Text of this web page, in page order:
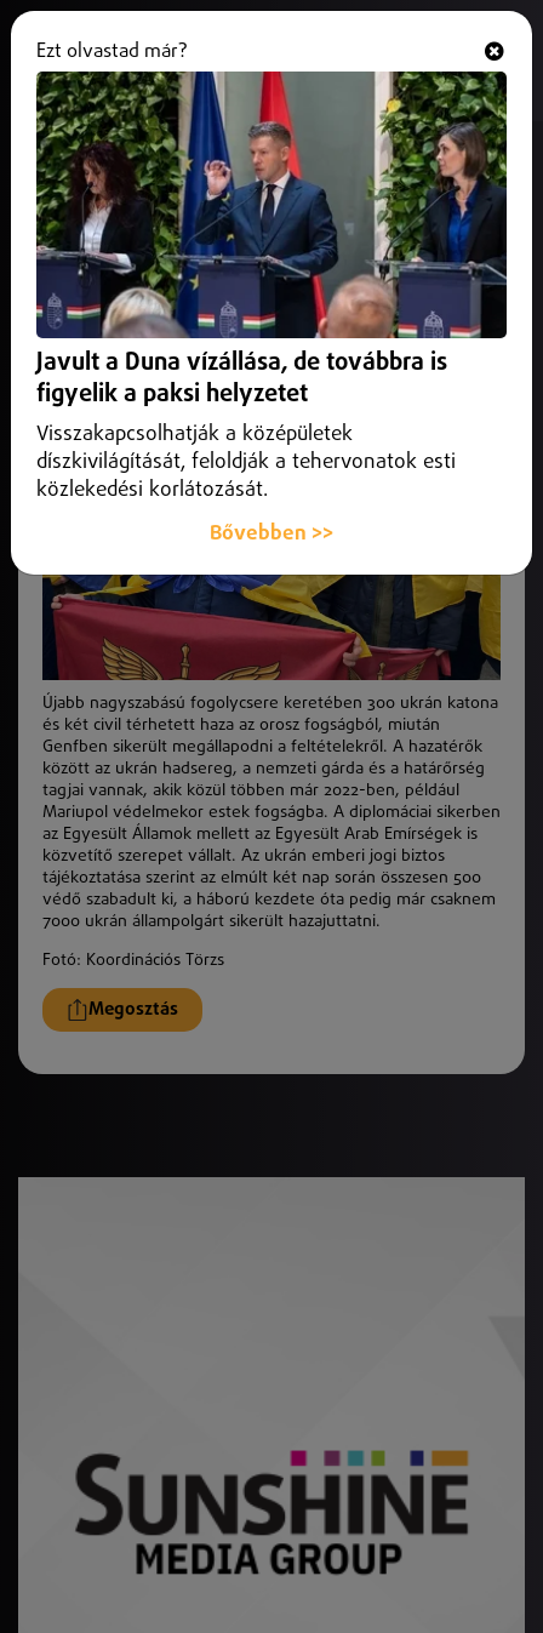
Újabb nagyszabású fogolycsere
keretében 300 ukrán katona és
két civil térhetett haza
2026. március 07.Külföld
Újabb nagyszabású fogolycsere keretében 300 ukrán
katona és két civil térhetett haza az orosz fogságból,
miután Genfben sikerült megállapodni a feltét...
Újabb nagyszabású fogolycsere keretében 300 ukrán katona
és két civil térhetett haza az orosz fogságból, miután
Genfben sikerült megállapodni a feltételekről. A hazatérők
között az ukrán hadsereg, a nemzeti gárda és a határőrség
tagjai vannak, akik közül többen már 2022-ben, például
Mariupol védelmekor estek fogságba. A diplomáciai sikerben
az Egyesült Államok mellett az Egyesült Arab Emírségek is
közvetítő szerepet vállalt. Az ukrán emberi jogi biztos
tájékoztatása szerint az elmúlt két nap során összesen 500
védő szabadult ki, a háború kezdete óta pedig már csaknem
7000 ukrán állampolgárt sikerült hazajuttatni.
Fotó: Koordinációs Törzs
Megosztás
Ezt olvastad már?
Javult a Duna vízállása, de továbbra is
figyelik a paksi helyzetet
Visszakapcsolhatják a középületek
díszkivilágítását, feloldják a tehervonatok esti
közlekedési korlátozását.
Bővebben >>